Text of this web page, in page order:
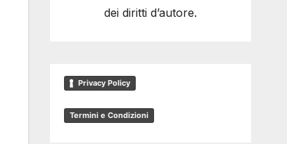
dei diritti d’autore.
Privacy Policy
Termini e Condizioni